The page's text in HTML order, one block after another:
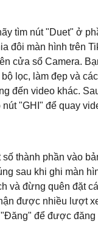
tìm nút "Duet" ở
đôi màn hình trên
cửa sổ Camera.
lọc, làm đẹp và
đến video khác.
"GHI" để quay
số thành phần vào
sau khi ghi màn
và đừng quên đặt
được nhiều lượt
để được đăng